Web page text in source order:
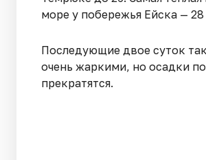
море у побережья Ейска — 28
Последующие двое суток
очень жаркими, но осадки
прекратятся.